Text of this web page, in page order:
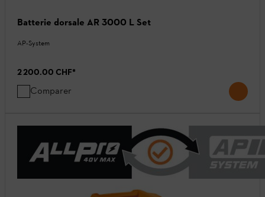
Batterie dorsale AR 3000 L Set
AP-System
2 200.00 CHF*
Comparer